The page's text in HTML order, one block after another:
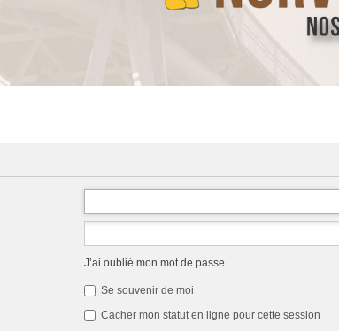
J’ai oublié mon mot de passe
Se souvenir de moi
Cacher mon statut en ligne pour cette session